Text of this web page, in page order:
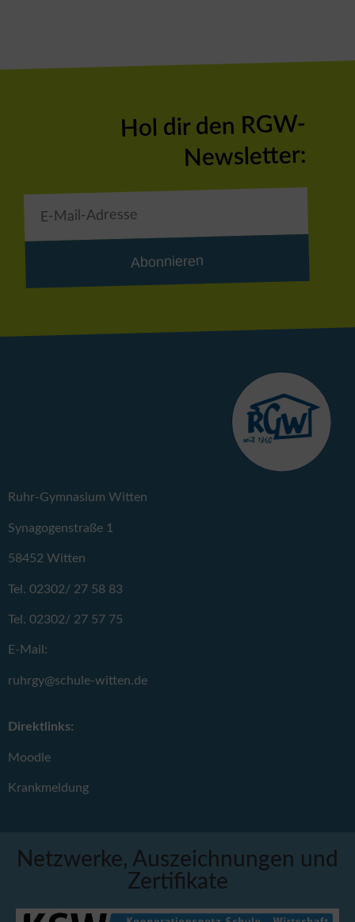
Hol dir den RGW-
Newsletter:
Abonnieren
Ruhr-Gymnasium Witten
Synagogenstraße 1
58452 Witten
Tel. 02302/ 27 58 83
Tel. 02302/ 27 57 75
E-Mail:
ruhrgy@schule-witten.de
Direktlinks:
Moodle
Krankmeldung
Netzwerke, Auszeichnungen und
Zertifikate